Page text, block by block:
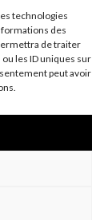
technologies
des
de traiter
les ID uniques sur
peut avoir